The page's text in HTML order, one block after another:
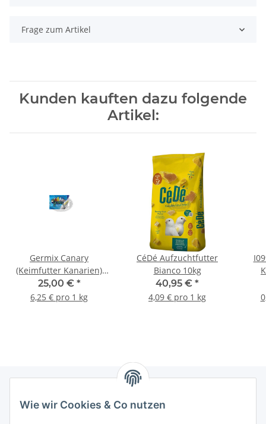
Wie wir Cookies & Co nutzen
Frage zum Artikel
Kunden kauften dazu folgende
Artikel:
Germix Canary
(Keimfutter Kanarien)
4kg
25,00 € *
6,25 € pro 1 kg
CéDé Aufzuchtfutter
Bianco 10kg
40,95 € *
4,09 € pro 1 kg
Informationen